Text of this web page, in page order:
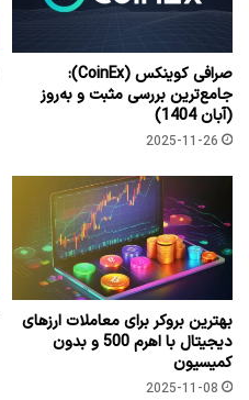
صرافی کوینکس (CoinEx):
جامع‌ترین بررسی مثبت و به‌روز
(آبان 1404)
2025-11-26
بهترین بروکر برای معاملات ارزهای
دیجیتال با اهرم 500 و بدون
کمیسیون
2025-11-08